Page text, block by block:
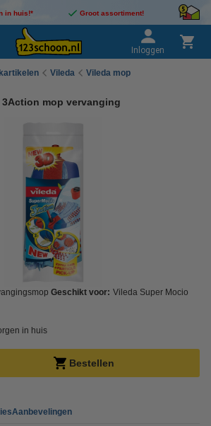
in huis!* Groot assortiment!
Inloggen
Vileda Vileda mop
mop vervanging
Geschikt voor: Vileda Super Mocio
in huis
Bestellen
Aanbevelingen